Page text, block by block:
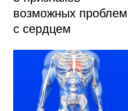
возможных проблем
с сердцем